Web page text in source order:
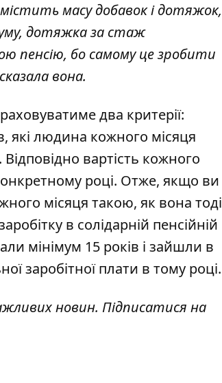
містить масу добавок і дотяжок,
дотяжка за стаж
пенсію, бо самому це зробити
вона.
два критерії:
які людина кожного місяця
вартість кожного
році. Отже, якщо ви
місяця такою, як вона тоді
в солідарній пенсійній
мінімум 15 років і зайшли в
заробітної плати в тому році.
новин. Підписатися на